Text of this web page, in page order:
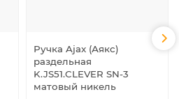
Ручка Ajax (Аякс)
раздельная
K.JS51.CLEVER SN-3
матовый никель